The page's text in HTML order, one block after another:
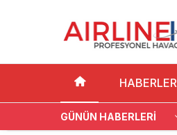
HABERLER
GÜNÜN HABERLERI